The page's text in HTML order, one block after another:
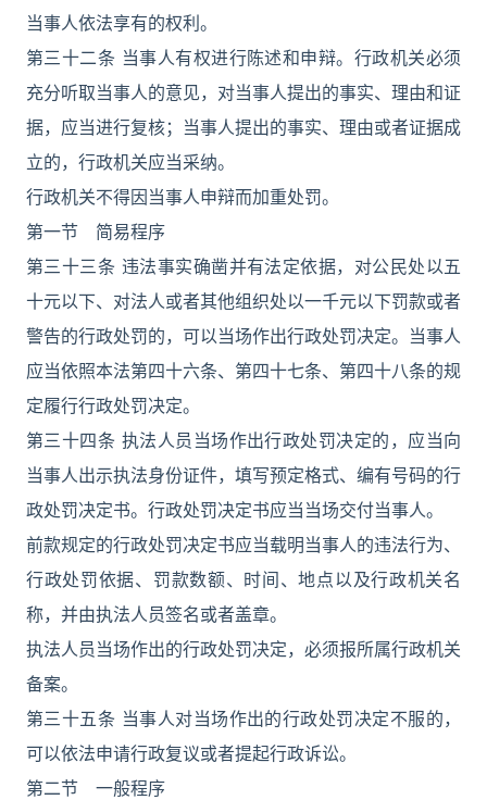
当事人依法享有的权利。
第三十二条 当事人有权进行陈述和申辩。行政机关必须
充分听取当事人的意见，对当事人提出的事实、理由和证
据，应当进行复核；当事人提出的事实、理由或者证据成
立的，行政机关应当采纳。
行政机关不得因当事人申辩而加重处罚。
第一节 简易程序
第三十三条 违法事实确凿并有法定依据，对公民处以五
十元以下、对法人或者其他组织处以一千元以下罚款或者
警告的行政处罚的，可以当场作出行政处罚决定。当事人
应当依照本法第四十六条、第四十七条、第四十八条的规
定履行行政处罚决定。
第三十四条 执法人员当场作出行政处罚决定的，应当向
当事人出示执法身份证件，填写预定格式、编有号码的行
政处罚决定书。行政处罚决定书应当当场交付当事人。
前款规定的行政处罚决定书应当载明当事人的违法行为、
行政处罚依据、罚款数额、时间、地点以及行政机关名
称，并由执法人员签名或者盖章。
执法人员当场作出的行政处罚决定，必须报所属行政机关
备案。
第三十五条 当事人对当场作出的行政处罚决定不服的，
可以依法申请行政复议或者提起行政诉讼。
第二节 一般程序